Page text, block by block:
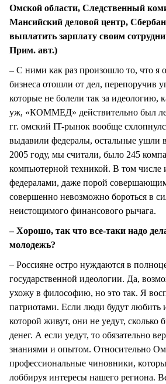
Омской области, Следственный
Мансийский деловой центр,
выплатить зарплату своим
Прим. авт.)
– С ними как раз произошло то, что я
бизнеса отошли от дел, перепоручив
которые не болели так за идеологию,
уж, «КОММЕД» действительно был
гг. омский IT-рынок вообще
выдавили федералы, остальные ушли
2005 году, мы считали, было 245
компьютерной техникой. В том
федералами, даже порой
совершенно невозможно бороться в
неистощимого финансового рычага.
– Хорошо, так что все-таки надо
молодежь?
– Россияне остро нуждаются в
государственной идеологии. Да,
ухожу в философию, но это так. Я
патриотами. Если люди будут любить
которой живут, они не уедут,
денег. А если уедут, то обязательно
знаниями и опытом. Относительно
профессиональные чиновники,
лоббируя интересы нашего региона.